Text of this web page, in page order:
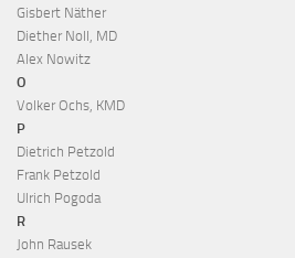
Gisbert Näther
Diether Noll, MD
Alex Nowitz
O
Volker Ochs, KMD
P
Dietrich Petzold
Frank Petzold
Ulrich Pogoda
R
John Rausek